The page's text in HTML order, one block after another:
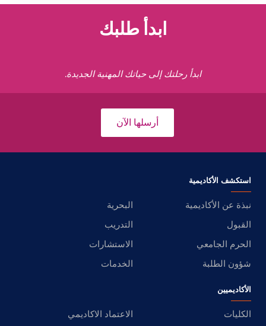
ابدأ طلبك
ابدأ رحلتك إلى حياتك المهنية الجديدة.
أرسلها الآن
استكشف الأكاديمية
نبذة عن الأكاديمية
البحرية
القبول
التدريب
الحرم الجامعي
الاستشارات
شؤون الطلبة
الخدمات
الأكاديميين
الكليات
الاعتماد الاكاديمي